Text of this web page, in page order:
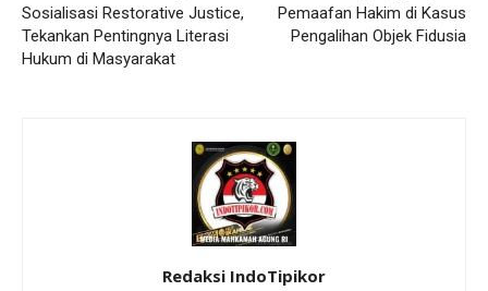
Sosialisasi Restorative Justice,
Tekankan Pentingnya Literasi
Hukum di Masyarakat
Pemaafan Hakim di Kasus
Pengalihan Objek Fidusia
Redaksi IndoTipikor